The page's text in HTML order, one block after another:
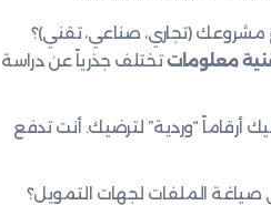
(تجاري، صناعي، تقني)؟
معلوماتتختلف جذرياً عن دراسة
أرقاماً “وردية” لترضيك. أنت تدفع
الملفات لجهات التمويل؟